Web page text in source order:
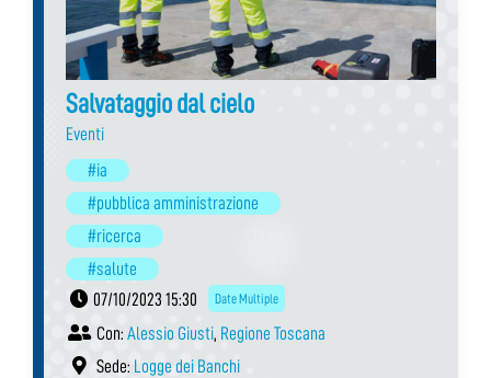
Salvataggio dal cielo
Eventi
#ia
#pubblica amministrazione
#ricerca
#salute
07/10/2023 15:30
Date Multiple
Con: Alessio Giusti, Regione Toscana
Sede: Logge dei Banchi